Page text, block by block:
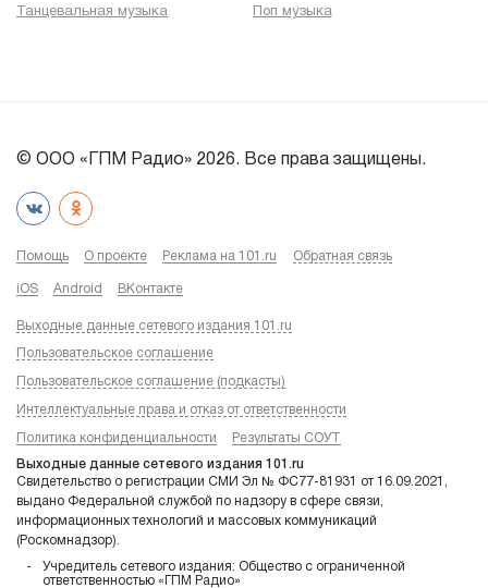
Танцевальная музыка
Поп музыка
© ООО «ГПМ Радио» 2026. Все права защищены.
Помощь О проекте Реклама на 101.ru Обратная связь
iOS Android ВКонтакте
Выходные данные сетевого издания 101.ru
Пользовательское соглашение
Пользовательское соглашение (подкасты)
Интеллектуальные права и отказ от ответственности
Политика конфиденциальности Результаты СОУТ
Выходные данные сетевого издания 101.ru
Свидетельство о регистрации СМИ Эл № ФС77-81931 от 16.09.2021,
выдано Федеральной службой по надзору в сфере связи,
информационных технологий и массовых коммуникаций
(Роскомнадзор).
Учредитель сетевого издания: Общество с ограниченной
ответственностью «ГПМ Радио»